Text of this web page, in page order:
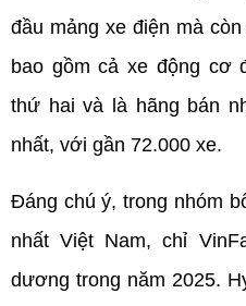
đầu mảng xe điện mà
bao gồm cả xe động cơ
thứ hai và là hãng bán
nhất, với gần 72.000 xe.
Đáng chú ý, trong nhóm
nhất Việt Nam, chỉ
dương trong năm 2025.